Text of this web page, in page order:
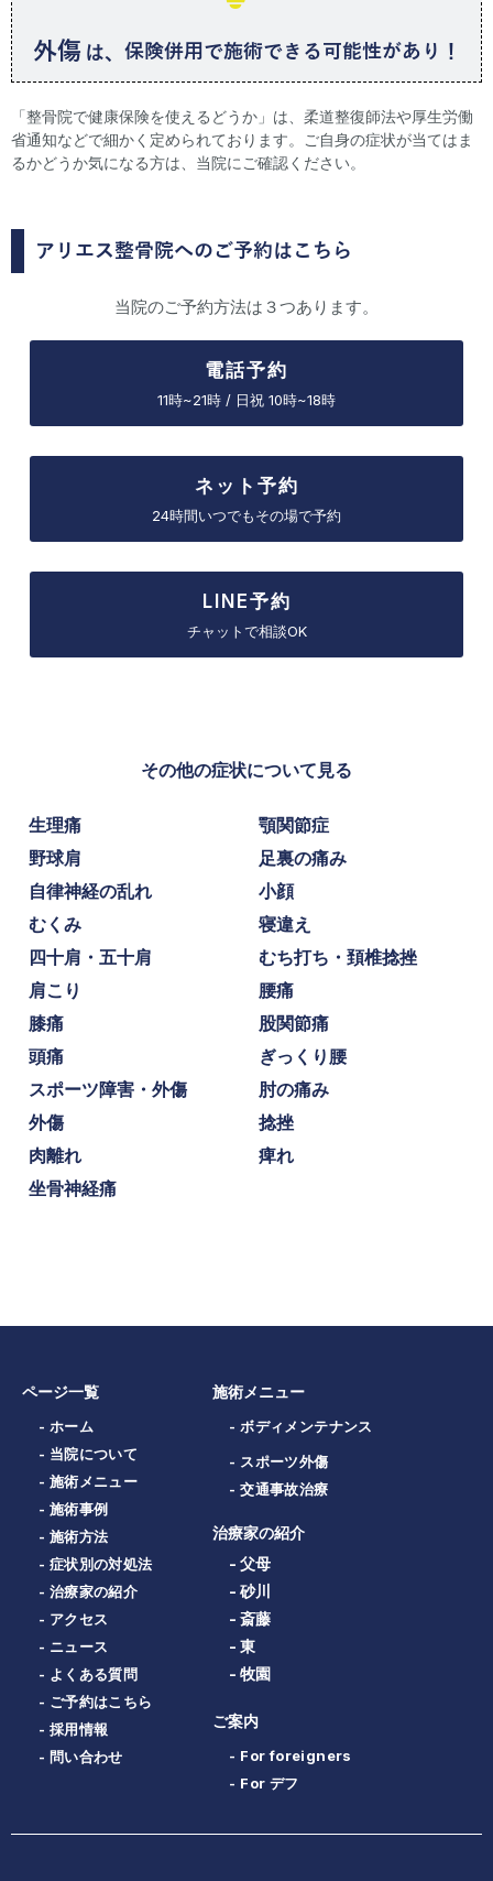
外傷 は、 保険併用 で施術できる可能性があり！
「整骨院で健康保険を使えるどうか」は、柔道整復師法や厚生労働
省通知などで細かく定められております。ご自身の症状が当てはま
るかどうか気になる方は、当院にご確認ください。
アリエス整骨院へのご予約はこちら
当院のご予約方法は３つあります。
電話予約
11時~21時 / 日祝 10時~18時
ネット予約
24時間いつでもその場で予約
LINE予約
チャットで相談OK
その他の症状について見る
生理痛
顎関節症
野球肩
足裏の痛み
自律神経の乱れ
小顔
むくみ
寝違え
四十肩・五十肩
むち打ち・頚椎捻挫
肩こり
腰痛
膝痛
股関節痛
頭痛
ぎっくり腰
スポーツ障害・外傷
肘の痛み
外傷
捻挫
肉離れ
痺れ
坐骨神経痛
ページ一覧
- ホーム
- 当院について
- 施術メニュー
- 施術事例
- 施術方法
- 症状別の対処法
- 治療家の紹介
- アクセス
- ニュース
- よくある質問
- ご予約はこちら
- 採用情報
- 問い合わせ
施術メニュー
- ボディメンテナンス
- スポーツ外傷
- 交通事故治療
治療家の紹介
- 父母
- 砂川
- 斎藤
- 東
- 牧園
ご案内
- For foreigners
- For デフ